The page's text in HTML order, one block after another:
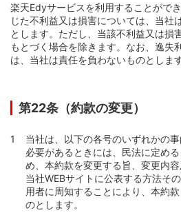
楽天Edyサービスを利用することがで
じた不利益又は損害については、当社
とします。ただし、当該不利益又は損
もとづく場合を除きます。なお、逸失
は、当社は責任を負わないものとします
第22条（約款の変更）
当社は、以下の各号のいずれかの
必要があるときには、民法に定め
め、本約款を変更する旨、変更内容
当社WEBサイトに公表する方法そ
用者に周知することにより、本約
のとします。